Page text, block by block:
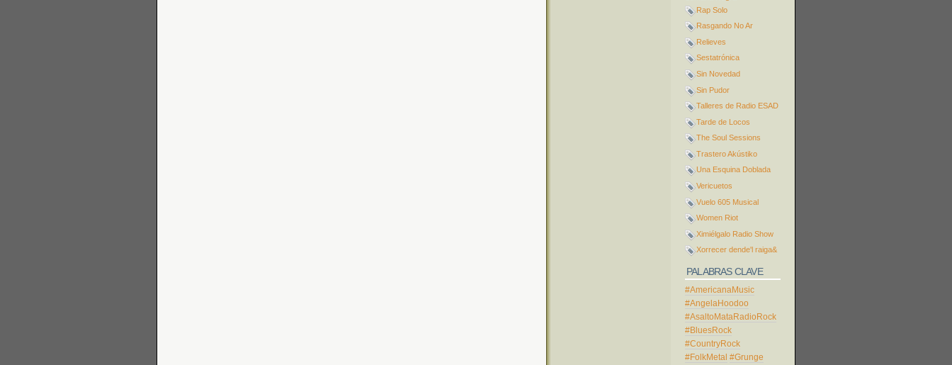
Rap Solo
Rasgando No Ar
Relieves
Sestatrónica
Sin Novedad
Sin Pudor
Talleres de Radio ESAD
Tarde de Locos
The Soul Sessions
Trastero Akústiko
Una Esquina Doblada
Vericuetos
Vuelo 605 Musical
Women Riot
Ximiélgalo Radio Show
Xorrecer dende'l raiga&
PALABRAS CLAVE
#AmericanaMusic
#AngelaHoodoo
#AsaltoMataRadioRock
#BluesRock
#CountryRock
#FolkMetal #Grunge